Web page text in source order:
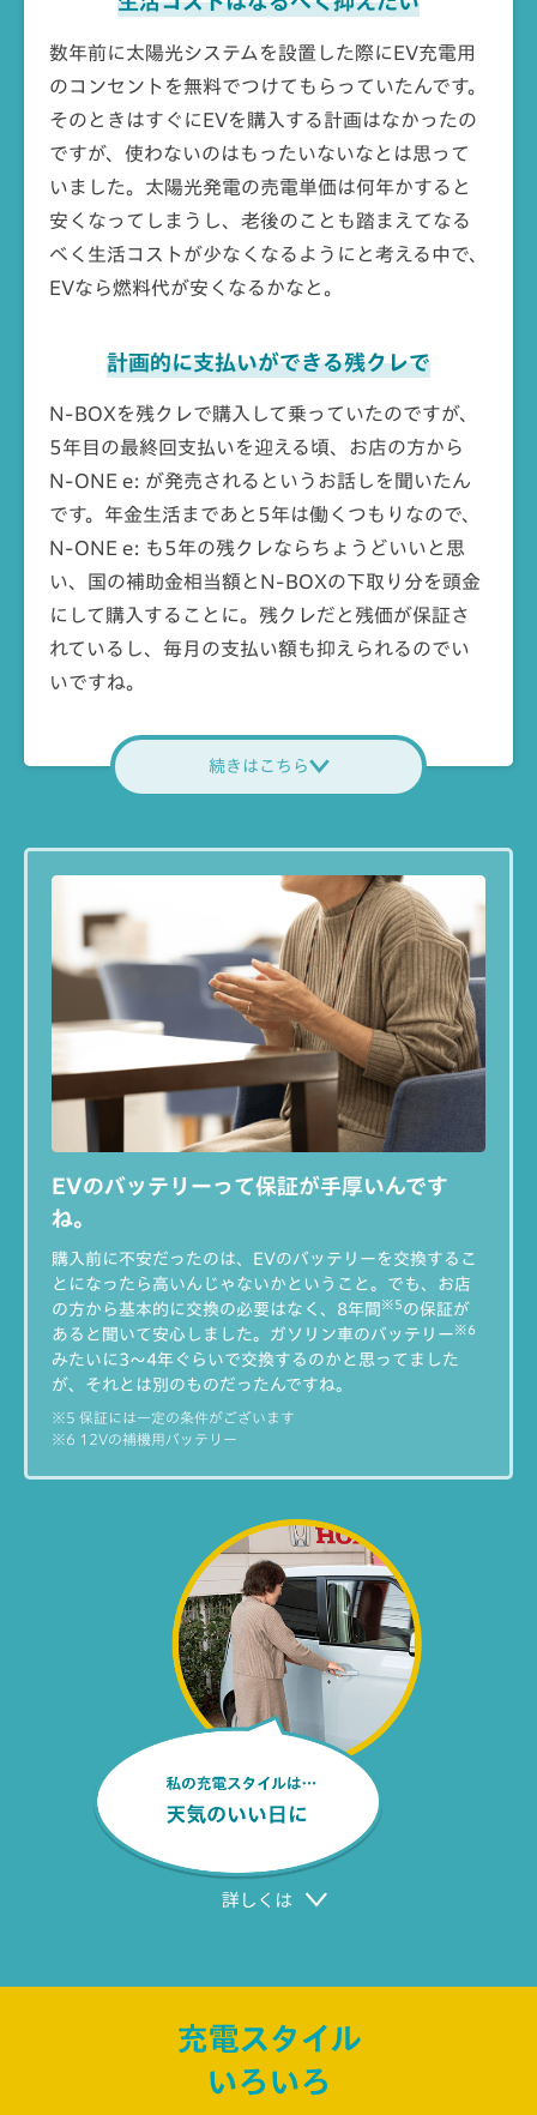
数年前に太陽光システムを設置した際にEV充電用
のコンセントを無料でつけてもらっていたんです。
そのときはすぐにEVを購入する計画はなかったの
ですが、使わないのはもったいないなとは思って
いました。太陽光発電の売電単価は何年かすると
安くなってしまうし、老後のことも踏まえてなる
べく生活コストが少なくなるようにと考える中で、
EVなら燃料代が安くなるかなと。
計画的に支払いができる残クレで
N-BOXを残クレで購入して乗っていたのですが、
5年目の最終回支払いを迎える頃、お店の方から
N-ONE e: が発売されるというお話しを聞いたん
です。年金生活まであと5年は働くつもりなので、
N-ONE e: も5年の残クレならちょうどいいと思
い、国の補助金相当額とN-BOXの下取り分を頭金
にして購入することに。残クレだと残価が保証さ
れているし、毎月の支払い額も抑えられるのでい
いですね。
続きはこちら
EVのバッテリーって保証が手厚いんです
ね。
購入前に不安だったのは、EVのバッテリーを交換するこ
とになったら高いんじゃないかということ。でも、お店
の方から基本的に交換の必要はなく、8年間 ※5 の保証が
あると聞いて安心しました。ガソリン車のバッテリー ※6
みたいに3～4年ぐらいで交換するのかと思ってました
が、それとは別のものだったんですね。
※5 保証には一定の条件がございます
※6 12Vの補機用バッテリー